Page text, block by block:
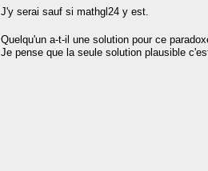
J'y serai sauf si mathgl24 y est.
Quelqu'un a-t-il une solution pour ce
Je pense que la seule solution plausible